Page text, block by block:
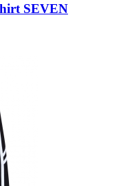
SEVEN